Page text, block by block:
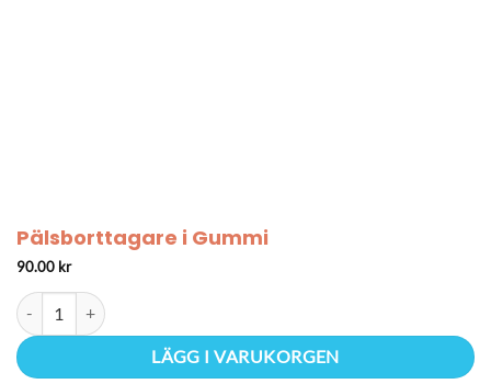
Pälsborttagare i Gummi
90.00 kr
Pälsborttagare i Gummi mängd
LÄGG I VARUKORGEN